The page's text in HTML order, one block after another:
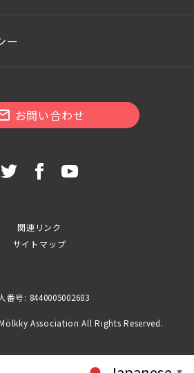
ー
お問い合わせ
関連リンク
サイトマップ
番号: 8440005002683
Association All Rights Reserved.